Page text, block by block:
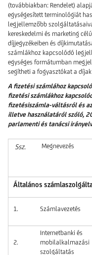
(továbbiakban: Rendelet)
egységesített terminológiát
legjellemzőbb
kereskedelmi és marketing
díjjegyzékeiben és
számlákhoz kapcsolódó
egységes formátumban
segítheti a fogyasztókat a
A fizetési számlához
fizetési számlákhoz
fizetésiszámla-váltásról és
illetve használatáról szóló,
parlamenti és tanácsi
Ssz. Megnevezés
Általános
1. Számlavezetés
2.
Internetbanki és
mobilalkalmazási
szolgáltatás